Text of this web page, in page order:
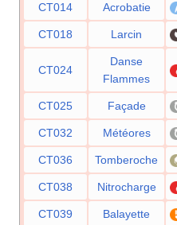
CT014 Acrobatie
CT018 Larcin
CT024
Danse
Flammes
CT025 Façade
CT032 Météores
CT036 Tomberoche
CT038 Nitrocharge
CT039 Balayette